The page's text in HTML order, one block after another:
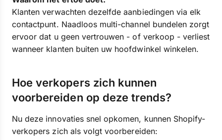
Klanten verwachten dezelfde aanbiedingen via elk
contactpunt. Naadloos multi-channel bundelen zorgt
ervoor dat u geen vertrouwen - of verkoop - verliest
wanneer klanten buiten uw hoofdwinkel winkelen.
Hoe verkopers zich kunnen
voorbereiden op deze trends?
Nu deze innovaties snel opkomen, kunnen Shopify-
verkopers zich als volgt voorbereiden: